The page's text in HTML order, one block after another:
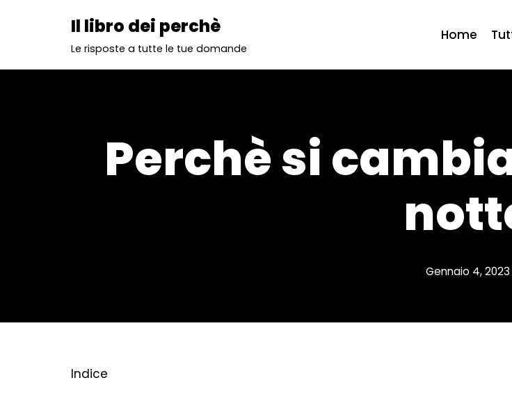
Il libro dei perchè
Le risposte a tutte le tue domande
Home
Perchè si
Gennaio 4, 2023
Indice